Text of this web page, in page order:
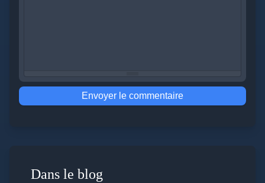
Envoyer le commentaire
Dans le blog